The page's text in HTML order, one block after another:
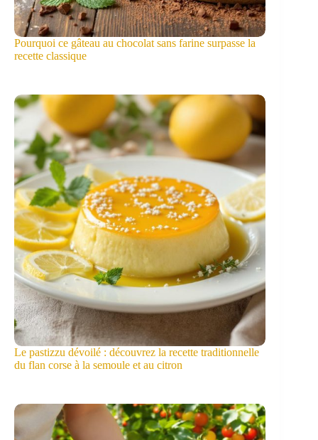
Pourquoi ce gâteau au chocolat sans farine surpasse la
recette classique
Le pastizzu dévoilé : découvrez la recette traditionnelle
du flan corse à la semoule et au citron